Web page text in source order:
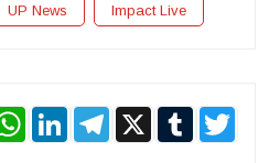
UP News Impact Live
WhatsAppLinkedInTelegram
X Tumblr